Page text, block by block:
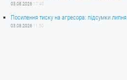
03.08.2026 17:40
Посилення тиску на агресора: підсумки липня
03.08.2026 11:50